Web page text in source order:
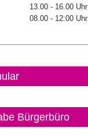
13.00 - 16.00 Uhr
08.00 - 12:00 Uhr
Bürgerbüro